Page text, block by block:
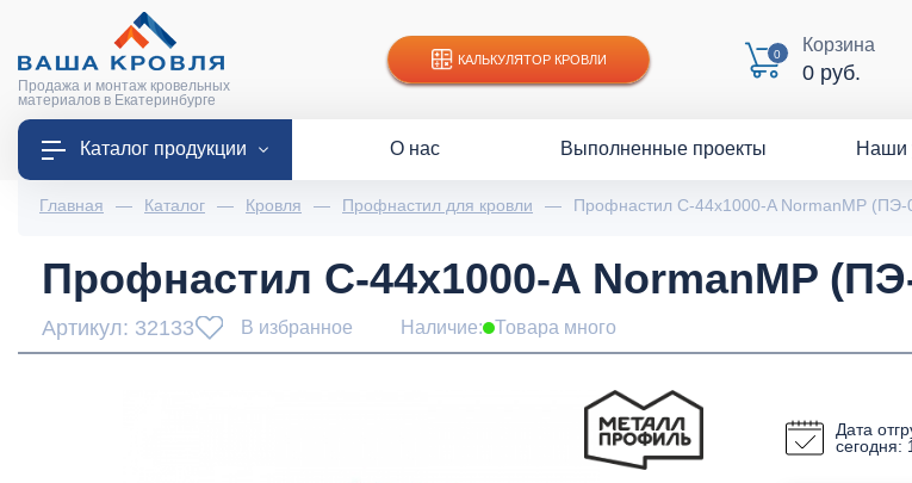
Продажа и монтаж кровельных
материалов в Екатеринбурге
КАЛЬКУЛЯТОР КРОВЛИ 0 Корзина
0 руб.
Каталог продукции О нас Выполненные проекты Наши
Главная — Каталог — Кровля — Профнастил для кровли — Профнастил С-44x1000-A NormanMP (ПЭ-
Профнастил С-44x1000-A NormanMP
Артикул: 32133 В избранное Наличие: Товара много
Дата
сегодня: